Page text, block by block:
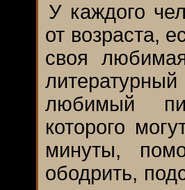
У каждого
от возраста,
своя
любимый
которого
минуты,
ободрить,